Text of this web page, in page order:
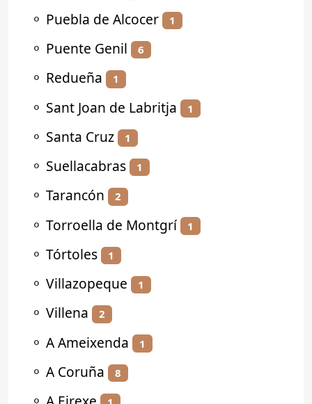
⚬ Puebla de Alcocer 1
⚬ Puente Genil 6
⚬ Redueña 1
⚬ Sant Joan de Labritja 1
⚬ Santa Cruz 1
⚬ Suellacabras 1
⚬ Tarancón 2
⚬ Torroella de Montgrí 1
⚬ Tórtoles 1
⚬ Villazopeque 1
⚬ Villena 2
⚬ A Ameixenda 1
⚬ A Coruña 8